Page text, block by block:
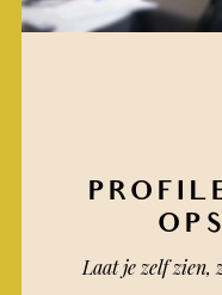
Laat je zelf zien,